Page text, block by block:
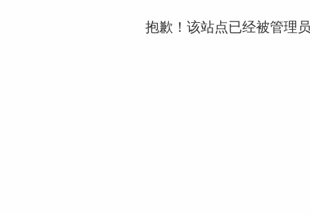
抱歉！该站点已经被管理